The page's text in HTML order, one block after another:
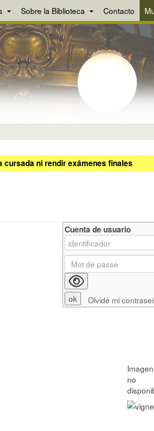
Sobre la Biblioteca Contacto
ni rendir exámenes finales
Cuenta de usuario
Olvidé mi